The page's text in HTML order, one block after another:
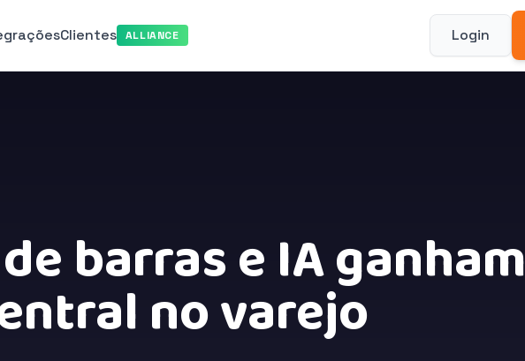
Clientes ALLIANCE Login
barras e IA ganham
no varejo